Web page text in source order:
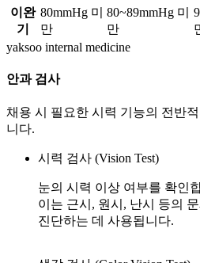
이완
기
80mmHg 미
만
80~89mmHg 미
만
yaksoo internal medicine
안과 검사
채용 시 필요한 시력 기능의 전반
니다.
시력 검사 (Vision Test)
눈의 시력 이상 여부를 확인
이는 근시, 원시, 난시 등의
진단하는 데 사용됩니다.